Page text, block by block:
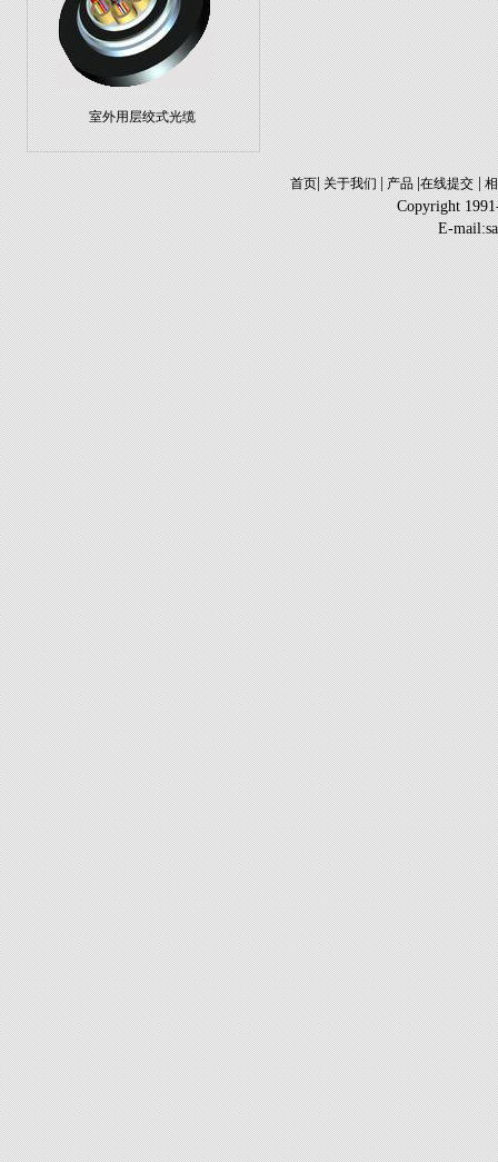
室外用层绞式光缆
首页|关于我们|产品|在线提交|
Copyright
E-